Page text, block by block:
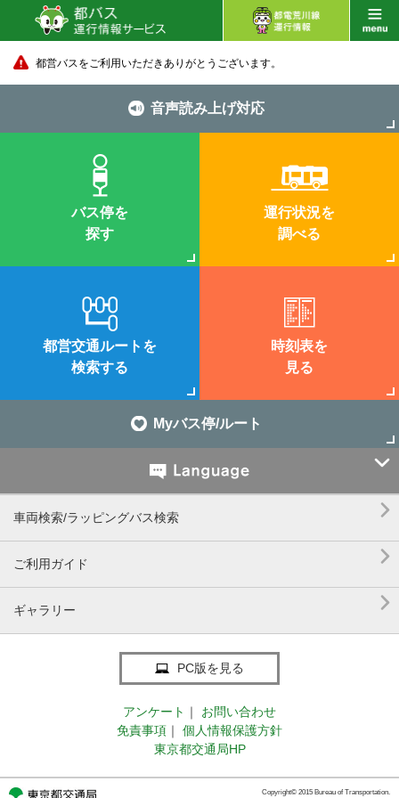
都営バスをご利用いただきありがとうございます。
音声読み上げ対応
バス停を
探す
運行状況を
調べる
都営交通ルートを
検索する
時刻表を
見る
Myバス停/ルート

車両検索/ラッピングバス検索 
ご利用ガイド 
ギャラリー 
PC版を見る
アンケート ｜
お問い合わせ
免責事項 ｜
個人情報保護方針
東京都交通局HP
Copyright© 2015 Bureau of Transportation.